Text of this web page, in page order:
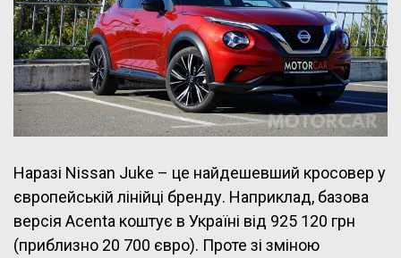
Наразі Nissan Juke – це найдешевший кросовер у
європейській лінійці бренду. Наприклад, базова
версія Acenta коштує в Україні від 925 120 грн
(приблизно 20 700 євро). Проте зі зміною